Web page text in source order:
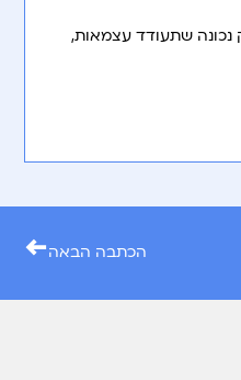
נכונה שתעודד עצמאות,
הכתבה הבאה←